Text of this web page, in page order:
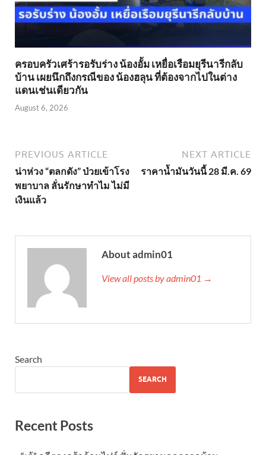
ครอบครัวเศร้ารอรับร่าง น้องอั้ม เหยื่อเรือมยุรีนารีกลับ
บ้าน เผยนึกถึงกรณีของ น้องฮลุน ที่ต้องจากไปในต่าง
แดนเช่นเดียวกัน
August 6, 2026
PREVIOUS ARTICLE
น่าห่วง “ตลกดัง” ป่วยเข้าโรง
พยาบาล ลั่นรักษาทำไม ไม่มี
เงินแล้ว
NEXT ARTICLE
ราคาน้ำมันวันนี้ 28 มี.ค. 69
About admin01
View all posts by admin01 →
Search
SEARCH
Recent Posts